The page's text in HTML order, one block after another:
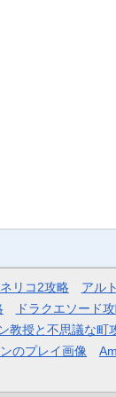
リコ2攻略 アル
ドラクエソード
教授と不思議な町
のプレイ画像